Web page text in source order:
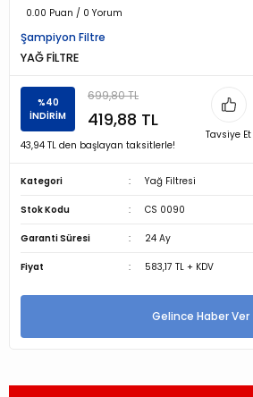
0.00 Puan / 0 Yorum
Şampiyon Filtre
YAĞ FİLTRE
%40
İNDİRİM
699,80 TL
419,88 TL
43,94 TL den başlayan taksitlerle!
Tavsiye Et
Kategori Yağ Filtresi
Stok Kodu CS 0090
Garanti Süresi 24 Ay
Fiyat 583,17 TL + KDV
Gelince Haber Ver